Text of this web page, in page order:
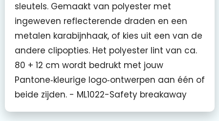
sleutels. Gemaakt van polyester met
ingeweven reflecterende draden en een
metalen karabijnhaak, of kies uit een van de
andere clipopties. Het polyester lint van ca.
80 + 12 cm wordt bedrukt met jouw
Pantone‑kleurige logo‑ontwerpen aan één of
beide zijden. - ML1022-Safety breakaway